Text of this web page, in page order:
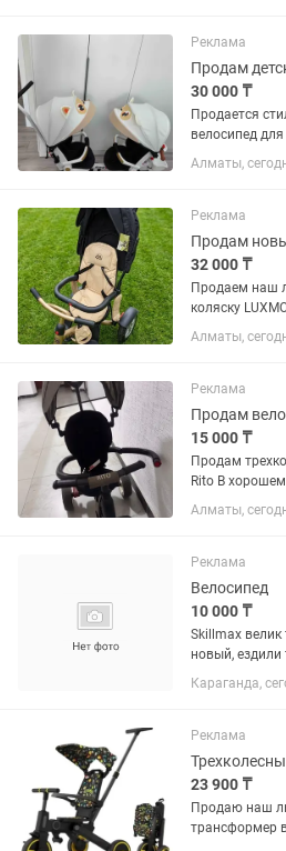
Реклама
30 000 ₸
Продается
велосипед
погодок. В
пользовались
детей. У каждого ребенка отдельное
удобное...
Алматы,
Реклама
Продам
32 000 ₸
Продаем наш
коляску LUXMOM. Это
вариант для
Главная
багажник
Почему...
Алматы,
Реклама
Продам
15 000 ₸
Продам
Rito В
Алматы,
Реклама
Велосипед
10 000 ₸
Skillmax велик
новый, ездили
Караганда,
Реклама
23 900 ₸
Продаю наш
трансформер